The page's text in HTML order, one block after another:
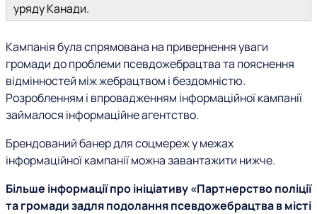
уряду Канади.
Кампанія була спрямована на привернення уваги
громади до проблеми псевдожебрацтва та пояснення
відмінностей між жебрацтвом і бездомністю.
Розробленням і впровадженням інформаційної кампанії
займалося інформаційне агентство.
Брендований банер для соцмереж у межах
інформаційної кампанії можна завантажити нижче.
Більше інформації про ініціативу «Партнерство поліції
та громади задля подолання псевдожебрацтва в місті